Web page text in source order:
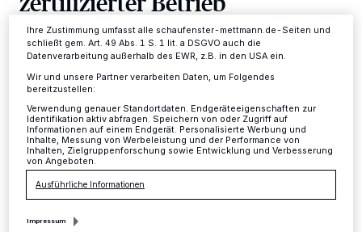
Kreis· Das Wildgehege im Neandertal darf sich jetzt
offiziell als bio-zertifizierter Betrieb bezeichnen. 2018
haben die Mitarbeiter des Wildgeheges damit
begonnen, umzustellen. Im Vergleich zu anderen
Betrieben mussten die Hegemeister nicht so viel
ändern.
01.02.2021 , 12:10 Uhr
Informationen finden Sie in unserer Datenschutzerklärung.
Ihre Zustimmung umfasst alle schaufenster-mettmann.de-Seiten und
schließt gem. Art. 49 Abs. 1 S. 1 lit. a DSGVO auch die
Datenverarbeitung außerhalb des EWR, z.B. in den USA ein.
Wir und unsere Partner verarbeiten Daten, um Folgendes
bereitzustellen:
Verwendung genauer Standortdaten. Endgeräteeigenschaften zur
Identifikation aktiv abfragen. Speichern von oder Zugriff auf
Informationen auf einem Endgerät. Personalisierte Werbung und
Inhalte, Messung von Werbeleistung und der Performance von
Inhalten, Zielgruppenforschung sowie Entwicklung und Verbesserung
von Angeboten.
Ausführliche Informationen
Impressum